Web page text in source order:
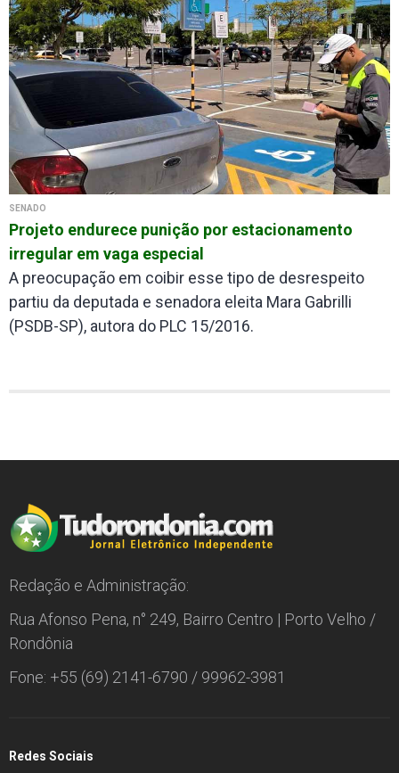
SENADO
Projeto endurece punição por estacionamento
irregular em vaga especial
A preocupação em coibir esse tipo de desrespeito
partiu da deputada e senadora eleita Mara Gabrilli
(PSDB-SP), autora do PLC 15/2016.
Redação e Administração:
Rua Afonso Pena, n° 249, Bairro Centro | Porto Velho /
Rondônia
Fone: +55 (69) 2141-6790 / 99962-3981
Redes Sociais